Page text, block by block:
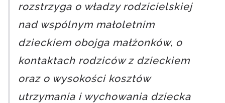
rozstrzyga o władzy rodzicielskiej
nad wspólnym małoletnim
dzieckiem obojga małżonków, o
kontaktach rodziców z dzieckiem
oraz o wysokości kosztów
utrzymania i wychowania dziecka